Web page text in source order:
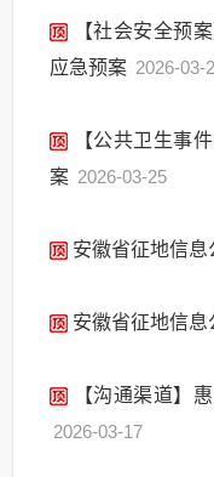
【社会安全预
应急预案 2026-03-
【公共卫生事
案 2026-03-25
安徽省征地信息
安徽省征地信息
【沟通渠道】
2026-03-17